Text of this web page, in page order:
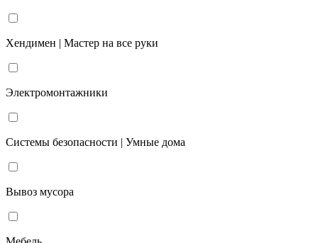
Хендимен | Мастер на все руки
Электромонтажники
Системы безопасности | Умные дома
Вывоз мусора